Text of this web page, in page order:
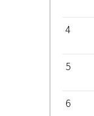
4
5
6